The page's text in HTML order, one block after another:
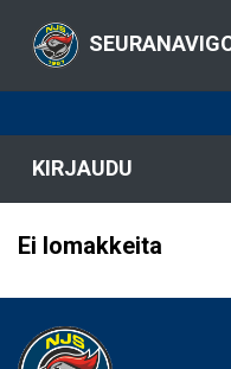
KIRJAUDU
Ei lomakkeita